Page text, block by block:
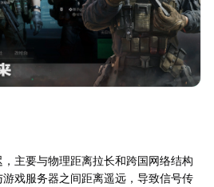
主要与物理距离拉长和跨国网络结构
戏服务器之间距离遥远，导致信号传